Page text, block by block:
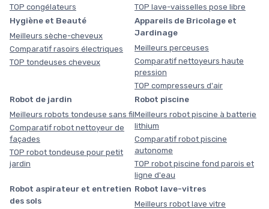
TOP congélateurs
TOP lave-vaisselles pose libre
Hygiène et Beauté
Meilleurs sèche-cheveux
Comparatif rasoirs électriques
TOP tondeuses cheveux
Appareils de Bricolage et
Jardinage
Meilleurs perceuses
Comparatif nettoyeurs haute
pression
TOP compresseurs d'air
Robot de jardin
Meilleurs robots tondeuse sans fil
Comparatif robot nettoyeur de
façades
TOP robot tondeuse pour petit
jardin
Robot piscine
Meilleurs robot piscine à batterie
lithium
Comparatif robot piscine
autonome
TOP robot piscine fond parois et
ligne d'eau
Robot aspirateur et entretien
des sols
Robot lave-vitres
Meilleurs robot lave vitre